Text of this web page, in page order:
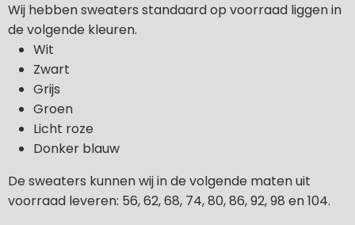
Wij hebben sweaters standaard op voorraad liggen in
de volgende kleuren.
Wit
Zwart
Grijs
Groen
Licht roze
Donker blauw
De sweaters kunnen wij in de volgende maten uit
voorraad leveren: 56, 62, 68, 74, 80, 86, 92, 98 en 104.